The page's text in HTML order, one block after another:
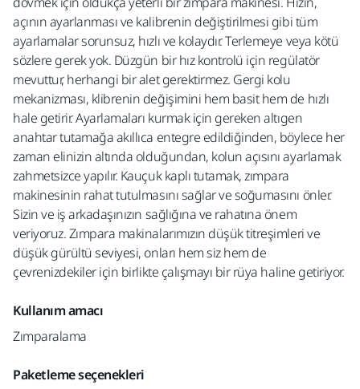
açının ayarlanması ve kalibrenin değiştirilmesi gibi tüm
ayarlamalar sorunsuz, hızlı ve kolaydır. Terlemeye veya kötü
sözlere gerek yok. Düzgün bir hız kontrolü için regülatör
mevuttur, herhangi bir alet gerektirmez. Gergi kolu
mekanizması, klibrenin değişimini hem basit hem de hızlı
hale getirir. Ayarlamaları kurmak için gereken altıgen
anahtar tutamağa akıllıca entegre edildiğinden, böylece her
zaman elinizin altında olduğundan, kolun açısını ayarlamak
zahmetsizce yapılır. Kauçuk kaplı tutamak, zımpara
makinesinin rahat tutulmasını sağlar ve soğumasını önler.
Sizin ve iş arkadaşınızın sağlığına ve rahatına önem
veriyoruz. Zımpara makinalarımızın düşük titreşimleri ve
düşük gürültü seviyesi, onları hem siz hem de
çevrenizdekiler için birlikte çalışmayı bir rüya haline getiriyor.
Kullanım amacı
Zımparalama
Paketleme seçenekleri